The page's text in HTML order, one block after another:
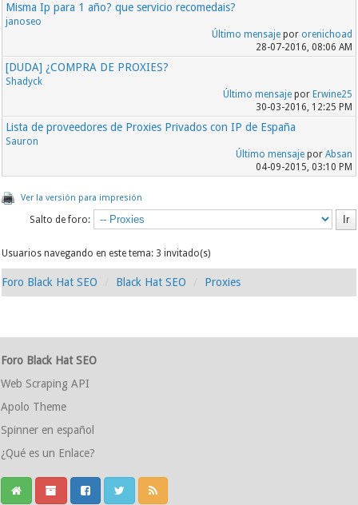
Misma Ip para 1 año? que servicio recomedais?
janoseo
Último mensajepor orenichoad
28-07-2016, 08:06 AM
[DUDA] ¿COMPRA DE PROXIES?
Shadyck
Último mensajepor Erwine25
30-03-2016, 12:25 PM
Lista de proveedores de Proxies Privados con IP de España
Sauron
Último mensajepor Absan
04-09-2015, 03:10 PM
Ver la versión para impresión
Salto de foro:
Usuarios navegando en este tema: 3 invitado(s)
Foro Black Hat SEO Black Hat SEO Proxies
Foro Black Hat SEO
Web Scraping API
Apolo Theme
Spinner en español
¿Qué es un Enlace?